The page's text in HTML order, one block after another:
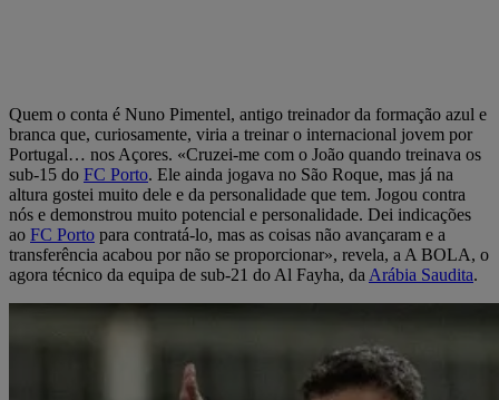
Quem o conta é Nuno Pimentel, antigo treinador da formação azul e
branca que, curiosamente, viria a treinar o internacional jovem por
Portugal… nos Açores. «Cruzei-me com o João quando treinava os
sub-15 do FC Porto. Ele ainda jogava no São Roque, mas já na
altura gostei muito dele e da personalidade que tem. Jogou contra
nós e demonstrou muito potencial e personalidade. Dei indicações
ao FC Porto para contratá-lo, mas as coisas não avançaram e a
transferência acabou por não se proporcionar», revela, a A BOLA, o
agora técnico da equipa de sub-21 do Al Fayha, da Arábia Saudita.